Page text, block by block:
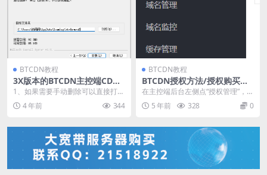
BTCDN教程
3X版本的BTCDN主控端CDN
管理系统默认安装路径和默认
后台首页路径
1、如果需要手动删除可以直接打开
路径C:\Users\Administrator...
4 年前 344
BTCDN教程
BTCDN授权方法/授权购买方
法
在主控端后台左侧点“授权管理”，可
以看到节点列表，点“更新”按钮，即
可输入授权码...
5 年前 328 0